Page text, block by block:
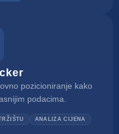
pozicioniranje kako
podacima.
ANALIZA CIJENA